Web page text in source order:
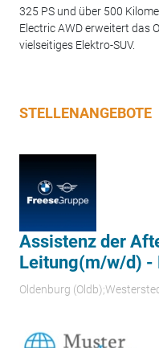
325 PS und über 500
Electric AWD erweitert das
vielseitiges Elektro-SUV.
STELLENANGEBOTE
Assistenz der
Leitung(m/w/d) -
Oldenburg